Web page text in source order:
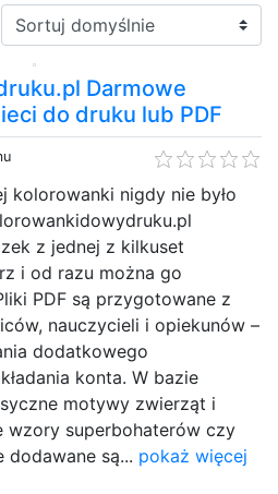
Sortuj:
Darmowe
do druku lub PDF
kolorowanki nigdy nie było
z jednej z kilkuset
i od razu można go
PDF są przygotowane z
nauczycieli i opiekunów –
dodatkowego
konta. W bazie
motywy zwierząt i
wzory superbohaterów czy
dodawane są... pokaż więcej